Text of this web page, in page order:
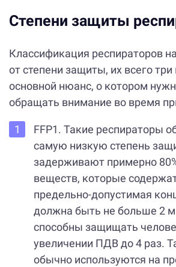
Степени защиты
Классификация респираторов
от степени защиты, их всего три
основной нюанс, о котором
обращать внимание во время
FFP1. Такие респираторы
самую низкую степень
задерживают примерно
веществ, которые
предельно-допустимая
должна быть не больше 2
способны защищать
увеличении ПДВ до 4 раз.
обычно используются на